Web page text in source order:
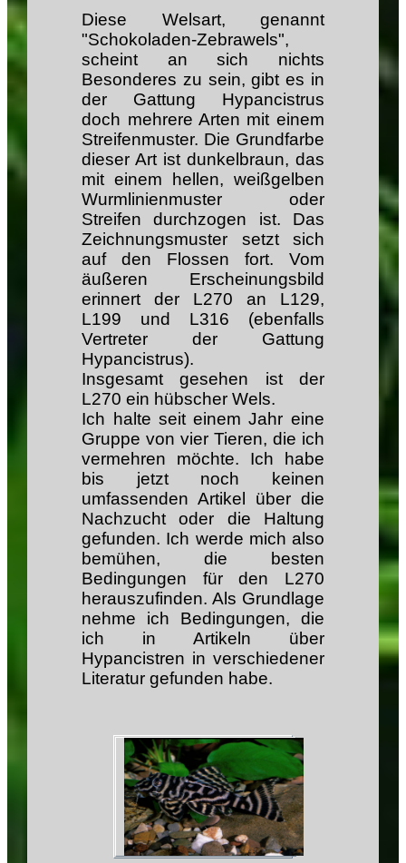
Diese Welsart, genannt
"Schokoladen-Zebrawels",
scheint an sich nichts
Besonderes zu sein, gibt es in
der Gattung Hypancistrus
doch mehrere Arten mit einem
Streifenmuster. Die Grundfarbe
dieser Art ist dunkelbraun, das
mit einem hellen, weißgelben
Wurmlinienmuster oder
Streifen durchzogen ist. Das
Zeichnungsmuster setzt sich
auf den Flossen fort. Vom
äußeren Erscheinungsbild
erinnert der L270 an L129,
L199 und L316 (ebenfalls
Vertreter der Gattung
Hypancistrus).
Insgesamt gesehen ist der
L270 ein hübscher Wels.
Ich halte seit einem Jahr eine
Gruppe von vier Tieren, die ich
vermehren möchte. Ich habe
bis jetzt noch keinen
umfassenden Artikel über die
Nachzucht oder die Haltung
gefunden. Ich werde mich also
bemühen, die besten
Bedingungen für den L270
herauszufinden. Als Grundlage
nehme ich Bedingungen, die
ich in Artikeln über
Hypancistren in verschiedener
Literatur gefunden habe.